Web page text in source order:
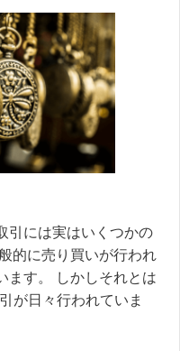
引には実はいくつかの
的に売り買いが行われ
ます。 しかしそれとは
が日々行われていま